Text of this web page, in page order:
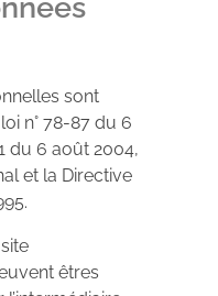
sont
n° 78-87 du 6
du 6 août 2004,
et la Directive
êtres